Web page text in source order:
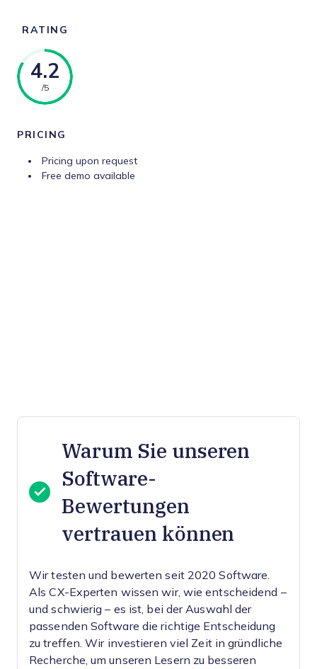
RATING
4.2
/5
PRICING
Pricing upon request
Free demo available
Warum Sie unseren
Software-
Bewertungen
vertrauen können
Wir testen und bewerten seit 2020 Software.
Als CX-Experten wissen wir, wie entscheidend –
und schwierig – es ist, bei der Auswahl der
passenden Software die richtige Entscheidung
zu treffen. Wir investieren viel Zeit in gründliche
Recherche, um unseren Lesern zu besseren